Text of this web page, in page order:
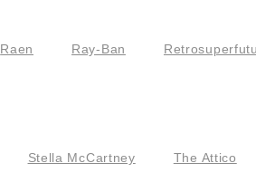
Raen Ray-Ban
Stella McCartney The Attico